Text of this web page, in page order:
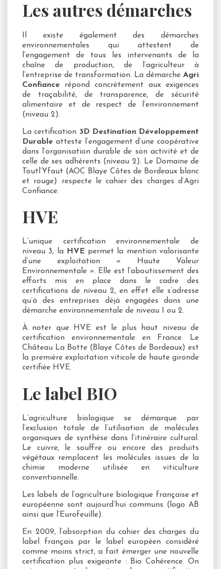
Les autres démarches
Il existe également des démarches
environnementales qui attestent de
l’engagement de tous les intervenants de la
chaîne de production, de l’agriculteur à
l’entreprise de transformation. La démarche Agri
Confiance répond concrètement aux exigences
de traçabilité, de transparence, de sécurité
alimentaire et de respect de l’environnement
(niveau 2).
La certification 3D Destination Développement
Durable atteste l’engagement d’une coopérative
dans l’organisation durable de son activité et de
celle de ses adhérents (niveau 2). Le Domaine de
Toutl’Yfaut (AOC Blaye Côtes de Bordeaux blanc
et rouge) respecte le cahier des charges d’Agri
Confiance.
HVE
L’unique certification environnementale de
niveau 3, la HVE permet la mention valorisante
d’une exploitation « Haute Valeur
Environnementale ». Elle est l’aboutissement des
efforts mis en place dans le cadre des
certifications de niveau 2, en effet elle s’adresse
qu’à des entreprises déjà engagées dans une
démarche environnementale de niveau 1 ou 2.
À noter que HVE est le plus haut niveau de
certification environnementale en France. Le
Château La Botte (Blaye Côtes de Bordeaux) est
la première exploitation viticole de haute gironde
certifiée HVE.
Le label BIO
L’agriculture biologique se démarque par
l’exclusion totale de l’utilisation de molécules
organiques de synthèse dans l’itinéraire cultural.
Le cuivre, le souffre ou encore des produits
végétaux remplacent les molécules issues de la
chimie moderne utilisée en viticulture
conventionnelle.
Les labels de l’agriculture biologique française et
européenne sont aujourd’hui communs (logo AB
ainsi que l’Eurofeuille).
En 2009, l’absorption du cahier des charges du
label français par le label européen considéré
comme moins strict, a fait émerger une nouvelle
certification plus exigeante : Bio Cohérence. On